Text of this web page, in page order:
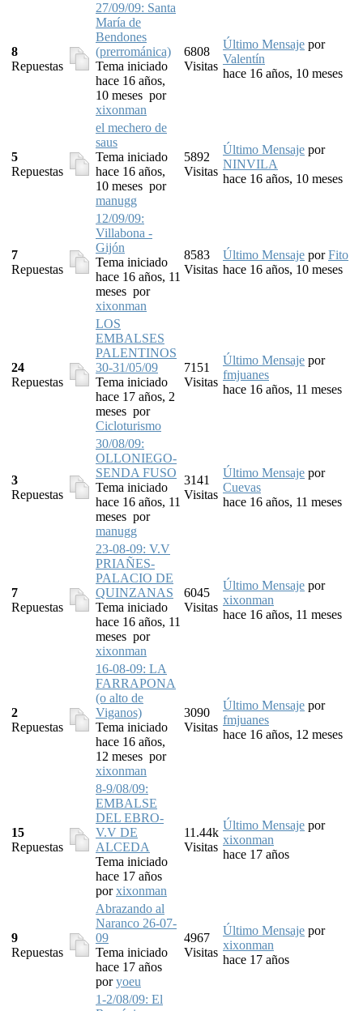
8
Repuestas
27/09/09: Santa
María de
Bendones
(prerrománica)
Tema iniciado
hace 16 años,
10 meses por
xixonman
6808
Visitas
Último Mensaje por
Valentín
hace 16 años, 10 meses
5
Repuestas
el mechero de
saus
Tema iniciado
hace 16 años,
10 meses por
manugg
5892
Visitas
Último Mensaje por
NINVILA
hace 16 años, 10 meses
7
Repuestas
12/09/09:
Villabona -
Gijón
Tema iniciado
hace 16 años, 11
meses por
xixonman
8583
Visitas
Último Mensaje porFito
hace 16 años, 10 meses
24
Repuestas
LOS
EMBALSES
PALENTINOS
30-31/05/09
Tema iniciado
hace 17 años, 2
meses por
Cicloturismo
7151
Visitas
Último Mensaje por
fmjuanes
hace 16 años, 11 meses
3
Repuestas
30/08/09:
OLLONIEGO-
SENDA FUSO
Tema iniciado
hace 16 años, 11
meses por
manugg
3141
Visitas
Último Mensaje por
Cuevas
hace 16 años, 11 meses
7
Repuestas
23-08-09: V.V
PRIAÑES-
PALACIO DE
QUINZANAS
Tema iniciado
hace 16 años, 11
meses por
xixonman
6045
Visitas
Último Mensaje por
xixonman
hace 16 años, 11 meses
2
Repuestas
16-08-09: LA
FARRAPONA
(o alto de
Viganos)
Tema iniciado
hace 16 años,
12 meses por
xixonman
3090
Visitas
Último Mensaje por
fmjuanes
hace 16 años, 12 meses
15
Repuestas
8-9/08/09:
EMBALSE
DEL EBRO-
V.V DE
ALCEDA
Tema iniciado
hace 17 años
porxixonman
11.44k
Visitas
Último Mensaje por
xixonman
hace 17 años
9
Repuestas
Abrazando al
Naranco 26-07-
09
Tema iniciado
hace 17 años
poryoeu
4967
Visitas
Último Mensaje por
xixonman
hace 17 años
1-2/08/09: El